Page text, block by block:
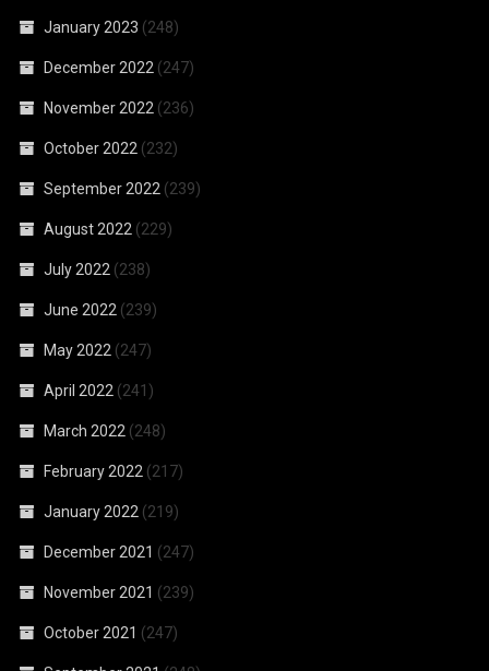
January 2023 (248)
December 2022 (247)
November 2022 (236)
October 2022 (232)
September 2022 (239)
August 2022 (229)
July 2022 (238)
June 2022 (239)
May 2022 (247)
April 2022 (241)
March 2022 (248)
February 2022 (217)
January 2022 (219)
December 2021 (247)
November 2021 (239)
October 2021 (247)